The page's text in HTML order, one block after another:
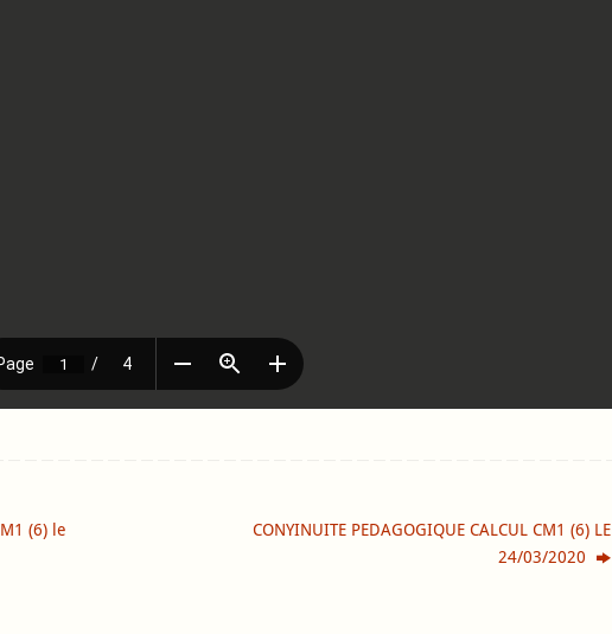
(6) le
CONYINUITE PEDAGOGIQUE CALCUL CM1 (6) LE
24/03/2020